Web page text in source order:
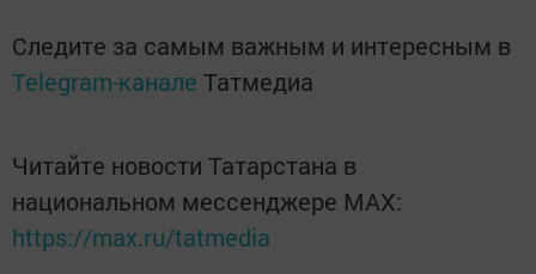
Следите за самым важным и интересным в
Telegram-канале Татмедиа
Читайте новости Татарстана в
национальном мессенджере MАХ:
https://max.ru/tatmedia